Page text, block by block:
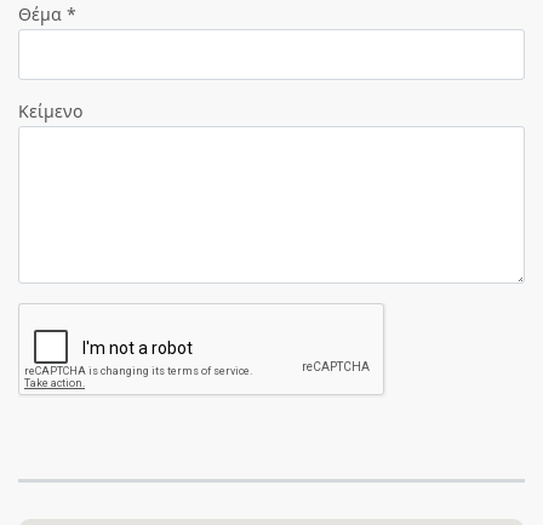
Θέμα *
Κείμενο